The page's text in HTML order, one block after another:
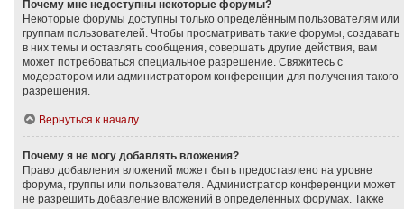
Почему мне недоступны некоторые форумы?
Некоторые форумы доступны только определённым пользователям или
группам пользователей. Чтобы просматривать такие форумы, создавать
в них темы и оставлять сообщения, совершать другие действия, вам
может потребоваться специальное разрешение. Свяжитесь с
модератором или администратором конференции для получения такого
разрешения.
Вернуться к началу
Почему я не могу добавлять вложения?
Право добавления вложений может быть предоставлено на уровне
форума, группы или пользователя. Администратор конференции может
не разрешить добавление вложений в определённых форумах. Также